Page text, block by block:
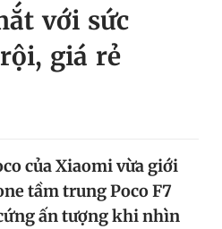
Tin 360
với sức
giá rẻ
của Xiaomi vừa giới
tầm trung Poco F7
ấn tượng khi nhìn